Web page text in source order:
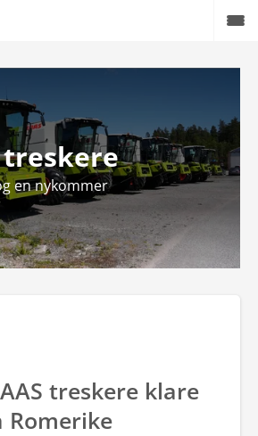
treskere
en nykommer
treskere klare
Produkter
Kampanjer
Brukte maskiner
Service og reservedeler
Aktuelt
Forhandlere
AgroNytt